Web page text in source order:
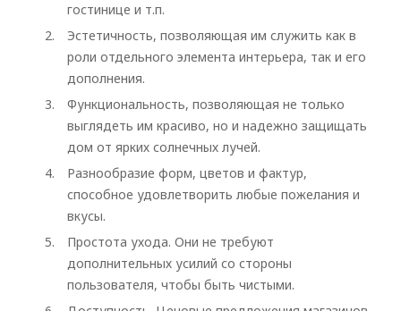
гостинице и т.п.
Эстетичность, позволяющая им служить как в
роли отдельного элемента интерьера, так и его
дополнения.
Функциональность, позволяющая не только
выглядеть им красиво, но и надежно защищать
дом от ярких солнечных лучей.
Разнообразие форм, цветов и фактур,
способное удовлетворить любые пожелания и
вкусы.
Простота ухода. Они не требуют
дополнительных усилий со стороны
пользователя, чтобы быть чистыми.